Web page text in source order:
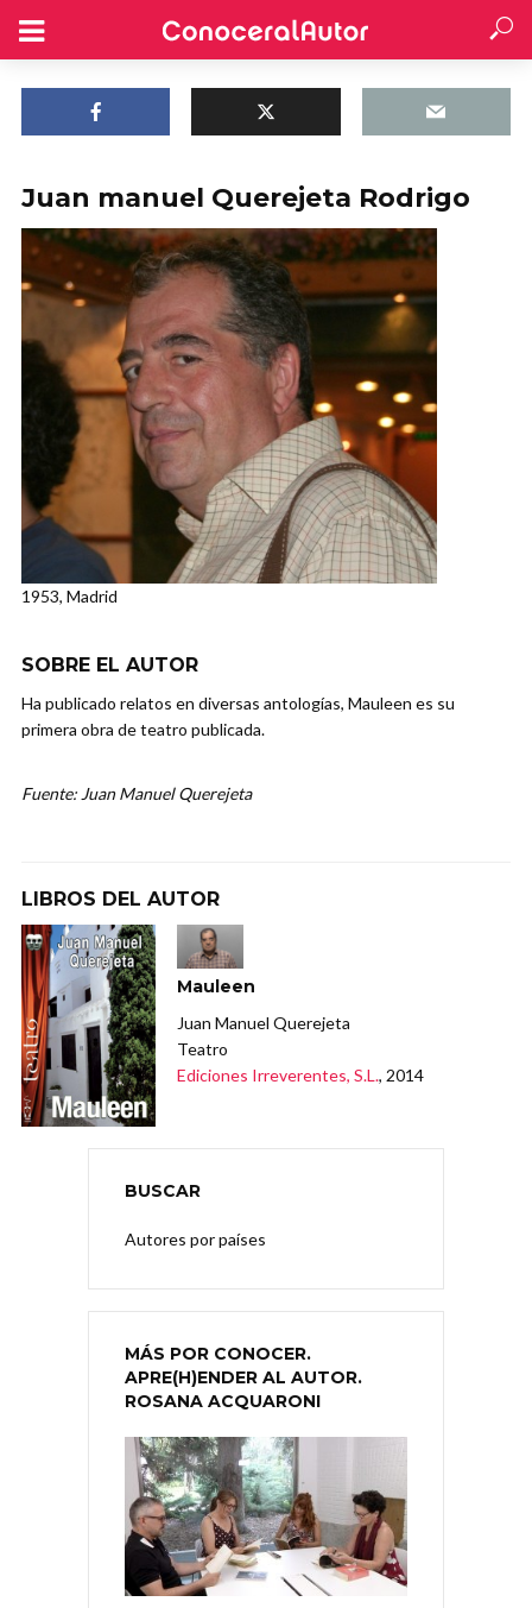
Juan manuel Querejeta Rodrigo
1953, Madrid
SOBRE EL AUTOR
Ha publicado relatos en diversas antologías, Mauleen es su
primera obra de teatro publicada.
Fuente: Juan Manuel Querejeta
LIBROS DEL AUTOR
Mauleen
Juan Manuel Querejeta
Teatro
Ediciones Irreverentes, S.L., 2014
BUSCAR
Autores por países
MÁS POR CONOCER.
APRE(H)ENDER AL AUTOR.
ROSANA ACQUARONI